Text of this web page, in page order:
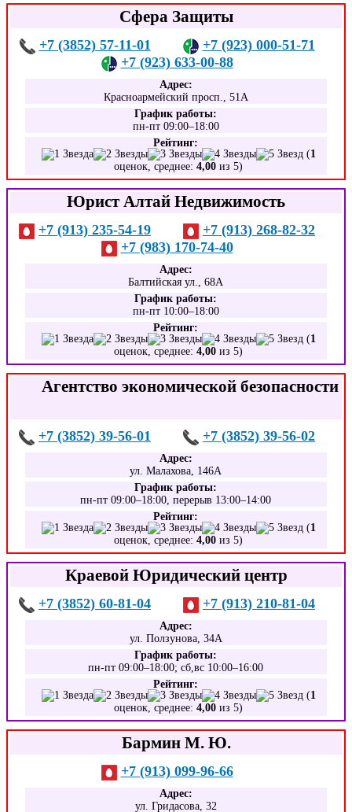
Сфера Защиты
+7 (3852) 57-11-01
+7 (923) 000-51-71
+7 (923) 633-00-88
Адрес:
Красноармейский просп., 51А
График работы:
пн-пт 09:00–18:00
Рейтинг:
(1
оценок, среднее:4,00 из 5)
Юрист Алтай Недвижимость
+7 (913) 235-54-19
+7 (913) 268-82-32
+7 (983) 170-74-40
Адрес:
Балтийская ул., 68А
График работы:
пн-пт 10:00–18:00
Рейтинг:
(1
оценок, среднее:4,00 из 5)
Агентство экономической безопасности
+7 (3852) 39-56-01 +7 (3852) 39-56-02
Адрес:
ул. Малахова, 146А
График работы:
пн-пт 09:00–18:00, перерыв 13:00–14:00
Рейтинг:
(1
оценок, среднее:4,00 из 5)
Краевой Юридический центр
+7 (3852) 60-81-04 +7 (913) 210-81-04
Адрес:
ул. Ползунова, 34А
График работы:
пн-пт 09:00–18:00; сб,вс 10:00–16:00
Рейтинг:
(1
оценок, среднее:4,00 из 5)
Бармин М. Ю.
+7 (913) 099-96-66
Адрес:
ул. Гридасова, 32